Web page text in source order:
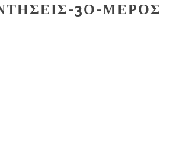
3Ο-ΜΈΡΟΣ